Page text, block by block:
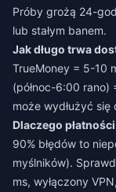
Próby grożą 24-
lub stałym banem.
Jak długo trwa
TrueMoney = 5-10
(północ-6:00
może wydłużyć się
Dlaczego
90% błędów to
myślników).
ms, wyłączony